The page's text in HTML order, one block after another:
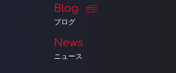
Blog
ブログ
News
ニュース